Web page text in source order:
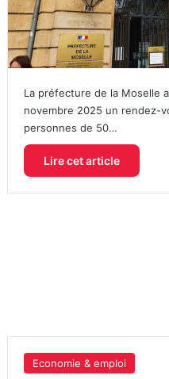
La préfecture de la Moselle
novembre 2025 un rendez-
personnes de 50…
Lire cet article
Economie & emploi